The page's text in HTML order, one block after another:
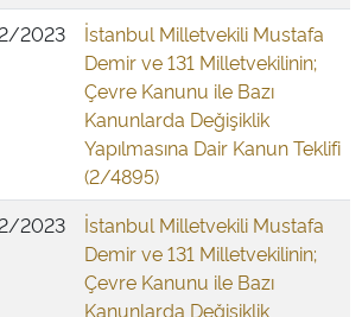
2023
İstanbul Milletvekili Mustafa
Demir ve 131 Milletvekilinin;
Çevre Kanunu ile Bazı
Kanunlarda Değişiklik
Yapılmasına Dair Kanun Teklifi
(2/4895)
2023
İstanbul Milletvekili Mustafa
Demir ve 131 Milletvekilinin;
Çevre Kanunu ile Bazı
Kanunlarda Değişiklik